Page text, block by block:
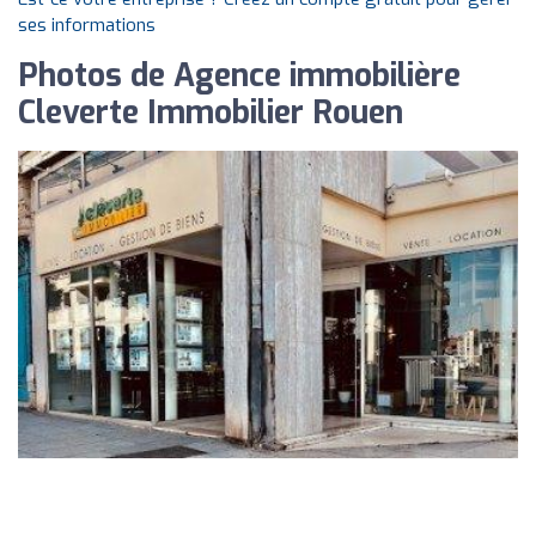
ses informations
Photos de Agence immobilière
Cleverte Immobilier Rouen